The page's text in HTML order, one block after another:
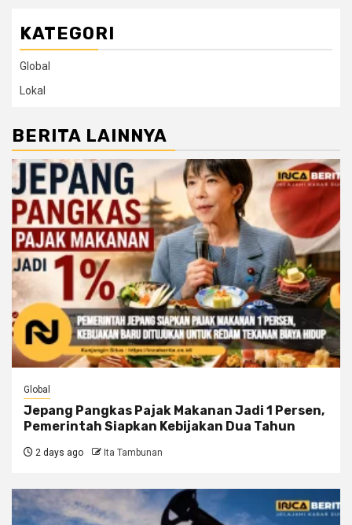
KATEGORI
Global
Lokal
BERITA LAINNYA
Global
Jepang Pangkas Pajak Makanan Jadi 1 Persen,
Pemerintah Siapkan Kebijakan Dua Tahun
2 days ago Ita Tambunan